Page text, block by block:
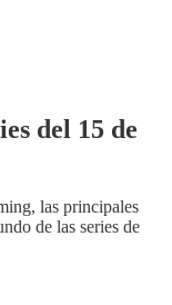
del 15 de
las principales
de las series de